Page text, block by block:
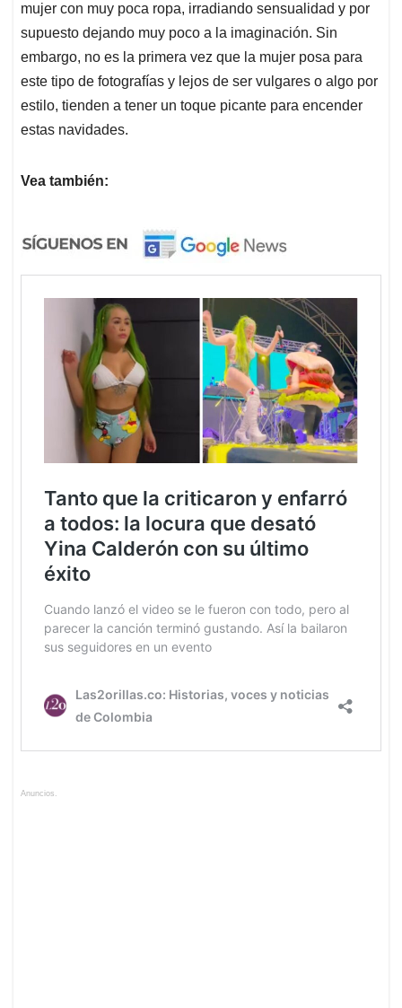
mujer con muy poca ropa, irradiando sensualidad y por
supuesto dejando muy poco a la imaginación. Sin
embargo, no es la primera vez que la mujer posa para
este tipo de fotografías y lejos de ser vulgares o algo por
estilo, tienden a tener un toque picante para encender
estas navidades.
Vea también:
Anuncios.